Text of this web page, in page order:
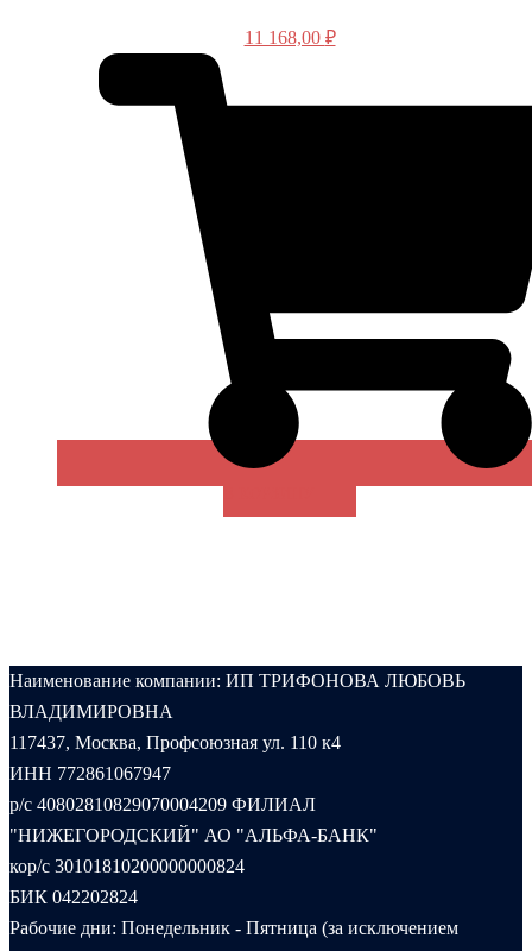
11 168,00 ₽
Наименование компании: ИП ТРИФОНОВА ЛЮБОВЬ
ВЛАДИМИРОВНА
117437, Москва, Профсоюзная ул. 110 к4
ИНН 772861067947
р/с 40802810829070004209 ФИЛИАЛ
"НИЖЕГОРОДСКИЙ" АО "АЛЬФА-БАНК"
кор/с 30101810200000000824
БИК 042202824
Рабочие дни: Понедельник - Пятница (за исключением